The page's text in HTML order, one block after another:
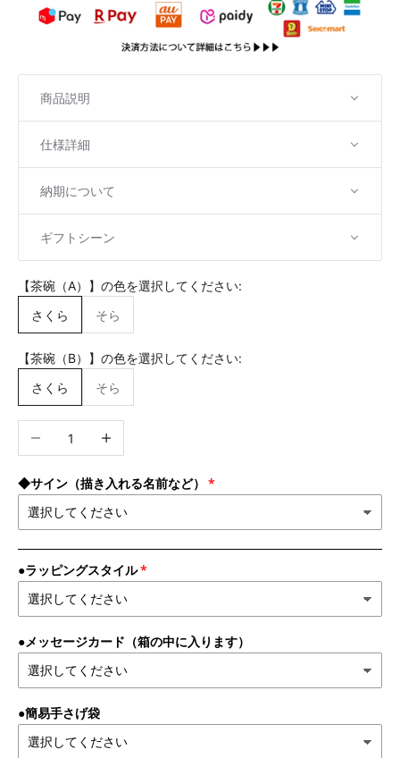
商品説明
仕様詳細
納期について
ギフトシーン
【茶碗（A）】の色を選択してください:
さくら
そら
【茶碗（B）】の色を選択してください:
さくら
そら
数量を減らす 数量を増やす
◆サイン（描き入れる名前など）
●ラッピングスタイル
●メッセージカード（箱の中に入ります）
●簡易手さげ袋